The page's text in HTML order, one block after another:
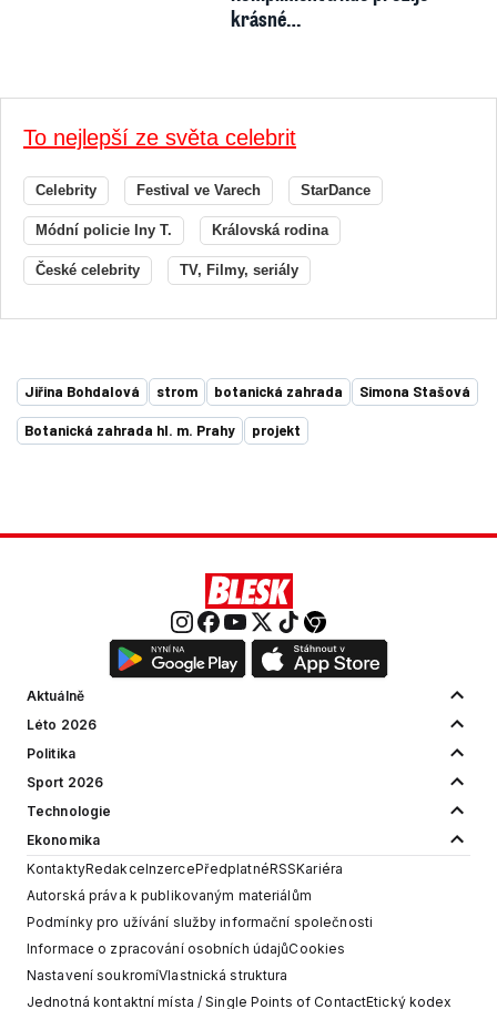
krásné…
To nejlepší ze světa celebrit
Celebrity Festival ve Varech StarDance
Módní policie Iny T. Královská rodina
České celebrity TV, Filmy, seriály
Jiřina Bohdalová strom botanická zahrada Simona Stašová
Botanická zahrada hl. m. Prahy projekt
Aktuálně
Léto 2026
Politika
Sport 2026
Technologie
Ekonomika
KontaktyRedakceInzercePředplatnéRSSKariéra
Autorská práva k publikovaným materiálům
Podmínky pro užívání služby informační společnosti
Informace o zpracování osobních údajůCookies
Nastavení soukromíVlastnická struktura
Jednotná kontaktní místa / Single Points of ContactEtický kodex